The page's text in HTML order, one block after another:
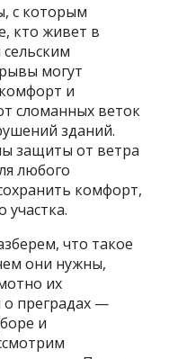
с которым
кто живет в
могут
и
сломанных веток
зданий.
защиты от ветра
любого
комфорт,
участка.
что такое
они нужны,
их
преградах —
и